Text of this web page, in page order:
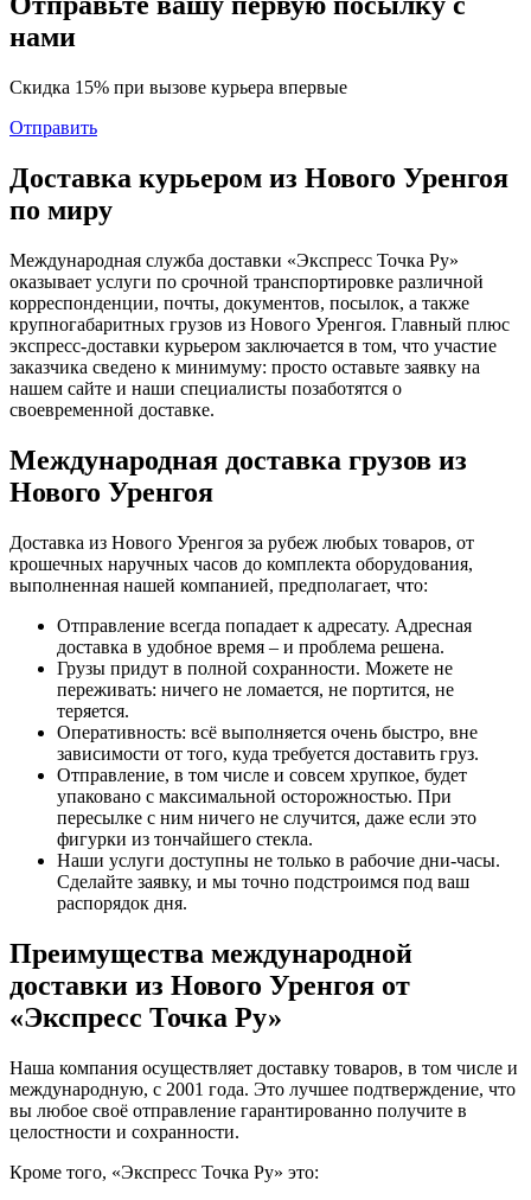
нами
Скидка 15% при вызове курьера впервые
Отправить
Доставка курьером из Нового Уренгоя
по миру
Международная служба доставки «Экспресс Точка Ру»
оказывает услуги по срочной транспортировке различной
корреспонденции, почты, документов, посылок, а также
крупногабаритных грузов из Нового Уренгоя. Главный плюс
экспресс-доставки курьером заключается в том, что участие
заказчика сведено к минимуму: просто оставьте заявку на
нашем сайте и наши специалисты позаботятся о
своевременной доставке.
Международная доставка грузов из
Нового Уренгоя
Доставка из Нового Уренгоя за рубеж любых товаров, от
крошечных наручных часов до комплекта оборудования,
выполненная нашей компанией, предполагает, что:
Отправление всегда попадает к адресату. Адресная
доставка в удобное время – и проблема решена.
Грузы придут в полной сохранности. Можете не
переживать: ничего не ломается, не портится, не
теряется.
Оперативность: всё выполняется очень быстро, вне
зависимости от того, куда требуется доставить груз.
Отправление, в том числе и совсем хрупкое, будет
упаковано с максимальной осторожностью. При
пересылке с ним ничего не случится, даже если это
фигурки из тончайшего стекла.
Наши услуги доступны не только в рабочие дни-часы.
Сделайте заявку, и мы точно подстроимся под ваш
распорядок дня.
Преимущества международной
доставки из Нового Уренгоя от
«Экспресс Точка Ру»
Наша компания осуществляет доставку товаров, в том числе и
международную, с 2001 года. Это лучшее подтверждение, что
вы любое своё отправление гарантированно получите в
целостности и сохранности.
Кроме того, «Экспресс Точка Ру» это: